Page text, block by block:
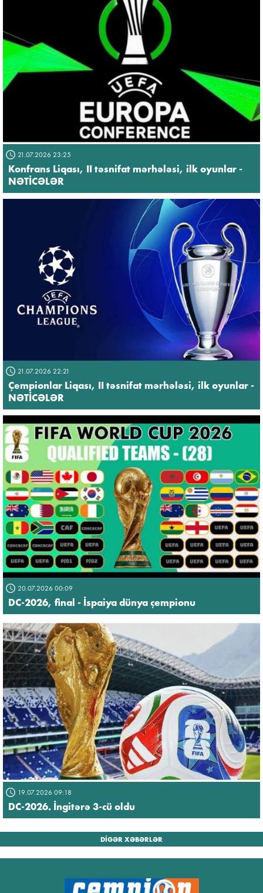
21.07.2026 23:25
Konfrans Liqası, II təsnifat mərhələsi, ilk oyunlar -
NƏTİCƏLƏR
21.07.2026 22:21
Çempionlar Liqası, II təsnifat mərhələsi, ilk oyunlar -
NƏTİCƏLƏR
20.07.2026 00:09
DC-2026, final - İspaiya dünya çempionu
19.07.2026 09:18
DC-2026. İngitərə 3-cü oldu
DİGƏR XƏBƏRLƏR